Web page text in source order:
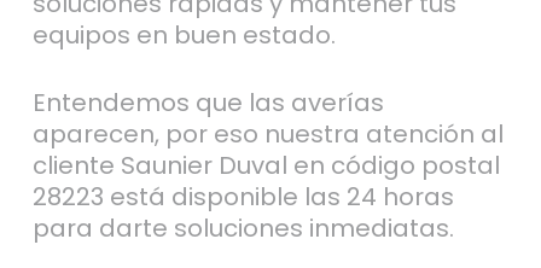
equipos en buen estado.
Entendemos que las averías
aparecen, por eso nuestra atención al
cliente Saunier Duval en código postal
28223 está disponible las 24 horas
para darte soluciones inmediatas.